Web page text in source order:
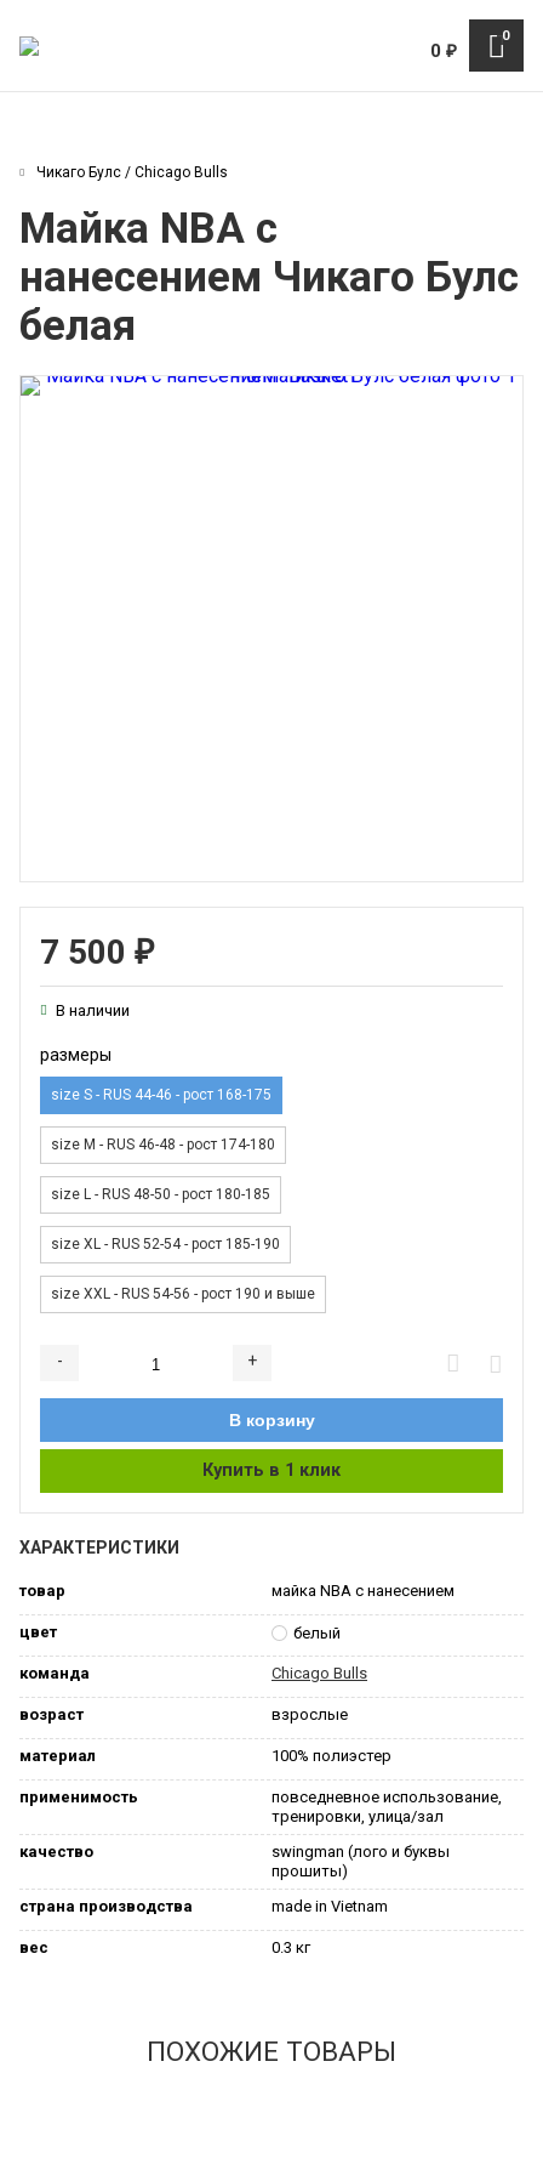
0
0 ₽
Чикаго Булс / Chicago Bulls
Майка NBA с
нанесением Чикаго Булс
белая
7 500 ₽
В наличии
размеры
size S - RUS 44-46 - рост 168-175
size M - RUS 46-48 - рост 174-180
size L - RUS 48-50 - рост 180-185
size XL - RUS 52-54 - рост 185-190
size XXL - RUS 54-56 - рост 190 и выше
- +
В корзину
Купить в 1 клик
ХАРАКТЕРИСТИКИ
товар майка NBA с нанесением
цвет белый
команда Chicago Bulls
возраст взрослые
материал 100% полиэстер
применимость
повседневное использование,
тренировки, улица/зал
качество
swingman (лого и буквы
прошиты)
страна производства
made in Vietnam
вес 0.3 кг
ПОХОЖИЕ ТОВАРЫ